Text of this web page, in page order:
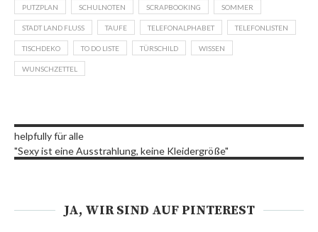
PUTZPLAN SCHULNOTEN SCRAPBOOKING SOMMER
STADT LAND FLUSS TAUFE TELEFONALPHABET TELEFONLISTEN
TISCHDEKO TO DO LISTE TÜRSCHILD WISSEN
WUNSCHZETTEL
helpfully für alle
"Sexy ist eine Ausstrahlung, keine Kleidergröße"
JA, WIR SIND AUF PINTEREST